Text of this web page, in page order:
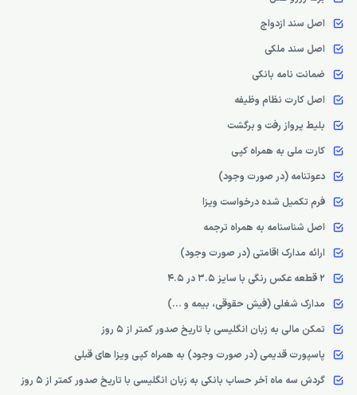
اصل سند ازدواج
اصل سند ملکی
ضمانت نامه بانکی
اصل کارت نظام وظیفه
بلیط پرواز رفت و برگشت
کارت ملی به همراه کپی
دعوتنامه (در صورت وجود)
فرم تکمیل شده درخواست ویزا
اصل شناسنامه به همراه ترجمه
ارائه مدارک اقامتی (در صورت وجود)
2 قطعه عکس رنگی با سایز ۳.۵ در ۴.۵
مدارک شغلی (فیش حقوقی، بیمه و ...)
تمکن مالی به زبان انگلیسی با تاریخ صدور کمتر از ۵ روز
پاسپورت قدیمی (در صورت وجود) به همراه کپی ویزا های قبلی
گردش سه ماه آخر حساب بانکی به زبان انگلیسی با تاریخ صدور کمتر از ۵ روز